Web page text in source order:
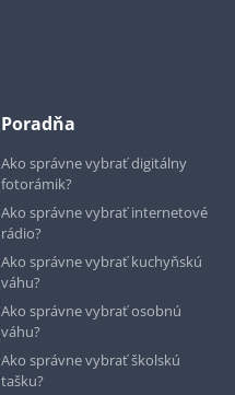
Poradňa
Ako správne vybrať digitálny
fotorámik?
Ako správne vybrať internetové
rádio?
Ako správne vybrať kuchyňskú
váhu?
Ako správne vybrať osobnú
váhu?
Ako správne vybrať školskú
tašku?